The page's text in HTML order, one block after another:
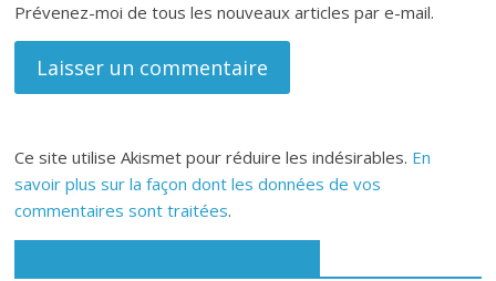
Prévenez-moi de tous les nouveaux articles par e-mail.
Ce site utilise Akismet pour réduire les indésirables. En
savoir plus sur la façon dont les données de vos
commentaires sont traitées.